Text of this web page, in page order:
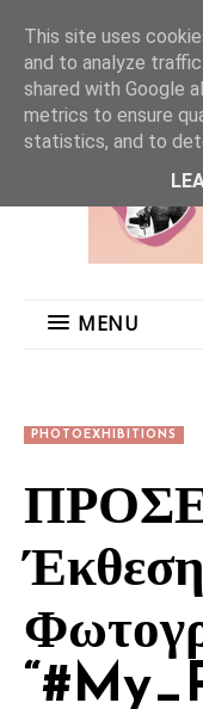
MENU
PHOTOEXHIBITIONS
Έκθεση
This site uses
and to analyze
shared with Google
metrics to ensure
statistics, and to